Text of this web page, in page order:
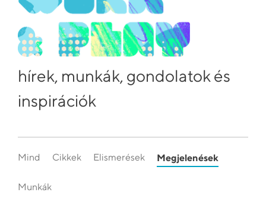
hírek, munkák, gondolatok és
inspirációk
Mind Cikkek Elismerések Megjelenések
Munkák